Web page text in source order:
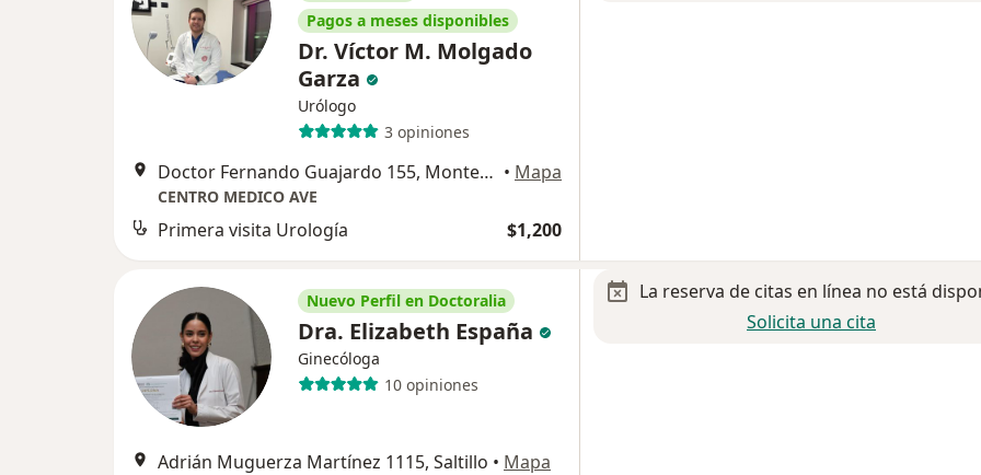
Pagos a meses disponibles
Dr. Víctor M. Molgado
Garza
Urólogo
3 opiniones
Doctor Fernando Guajardo 155, Monterrey • Mapa
CENTRO MEDICO AVE
Primera visita Urología $1,200
Nuevo Perfil en Doctoralia
Dra. Elizabeth España
Ginecóloga
10 opiniones
Adrián Muguerza Martínez 1115, Saltillo • Mapa
La reserva de citas en línea no está
Solicita una cita